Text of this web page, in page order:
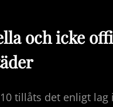
och icke
tillåts det enligt lag